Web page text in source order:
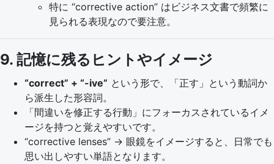
特に “corrective action” はビジネス文書で頻繁に
見られる表現なので要注意。
9. 記憶に残るヒントやイメージ
“correct” + “-ive” という形で、「正す」という動詞か
ら派生した形容詞。
「間違いを修正する行動」にフォーカスされているイメ
ージを持つと覚えやすいです。
“corrective lenses” → 眼鏡をイメージすると、日常でも
思い出しやすい単語となります。